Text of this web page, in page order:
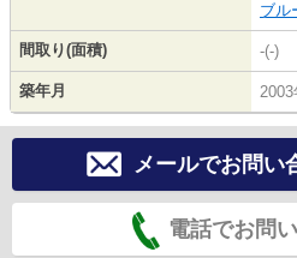
ブル
間取り(面積) -(-)
築年月
メールでお問い
電話でお問